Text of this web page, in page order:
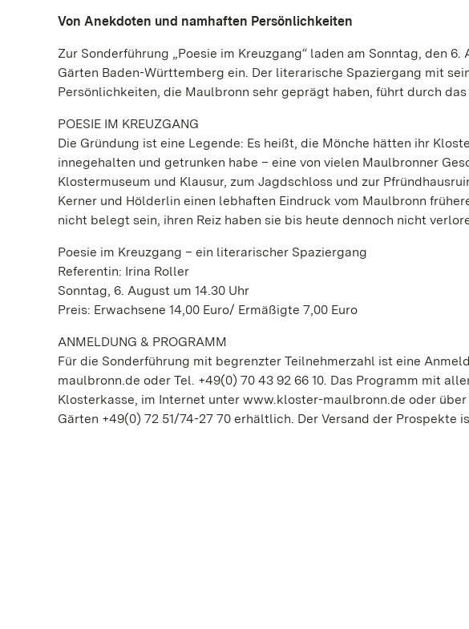
Von Anekdoten und namhaften Persönlichkeiten
Zur Sonderführung „Poesie im Kreuzgang“ laden am Sonntag, den
Gärten Baden-Württemberg ein. Der literarische Spaziergang mit
Persönlichkeiten, die Maulbronn sehr geprägt haben, führt durch
POESIE IM KREUZGANG
Die Gründung ist eine Legende: Es heißt, die Mönche hätten ihr
innegehalten und getrunken habe – eine von vielen Maulbronner
Klostermuseum und Klausur, zum Jagdschloss und zur
Kerner und Hölderlin einen lebhaften Eindruck vom Maulbronn
nicht belegt sein, ihren Reiz haben sie bis heute dennoch nicht
Poesie im Kreuzgang – ein literarischer Spaziergang
Referentin: Irina Roller
Sonntag, 6. August um 14.30 Uhr
Preis: Erwachsene 14,00 Euro/ Ermäßigte 7,00 Euro
ANMELDUNG & PROGRAMM
Für die Sonderführung mit begrenzter Teilnehmerzahl ist eine
maulbronn.de oder Tel. +49(0) 70 43 92 66 10. Das Programm mit
Klosterkasse, im Internet unter www.kloster-maulbronn.de oder
Gärten +49(0) 72 51/74-27 70 erhältlich. Der Versand der Prospekte